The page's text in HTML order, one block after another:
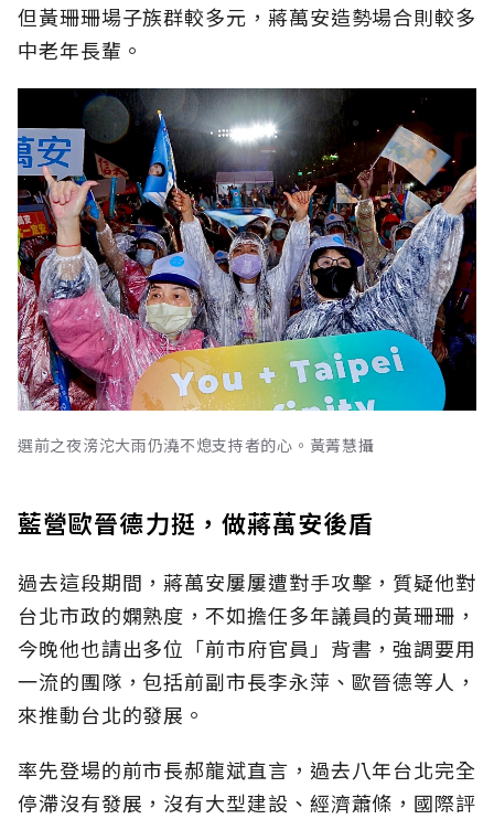
但黃珊珊場子族群較多元，蔣萬安造勢場合則較多
中老年長輩。
選前之夜滂沱大雨仍澆不熄支持者的心。黃菁慧攝
藍營歐晉德力挺，做蔣萬安後盾
過去這段期間，蔣萬安屢屢遭對手攻擊，質疑他對
台北市政的嫻熟度，不如擔任多年議員的黃珊珊，
今晚他也請出多位「前市府官員」背書，強調要用
一流的團隊，包括前副市長李永萍、歐晉德等人，
來推動台北的發展。
率先登場的前市長郝龍斌直言，過去八年台北完全
停滯沒有發展，沒有大型建設、經濟蕭條，國際評